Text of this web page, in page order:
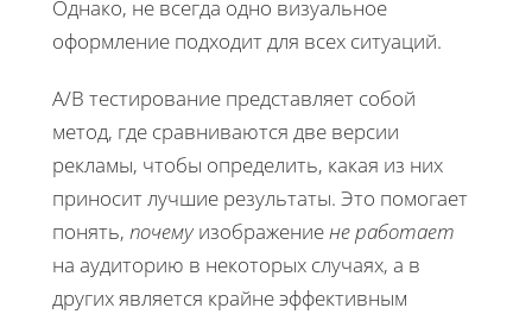
Однако, не всегда одно визуальное
оформление подходит для всех ситуаций.
A/B тестирование представляет собой
метод, где сравниваются две версии
рекламы, чтобы определить, какая из них
приносит лучшие результаты. Это помогает
понять, почемуизображениене работает
на аудиторию в некоторых случаях, а в
других является крайне эффективным